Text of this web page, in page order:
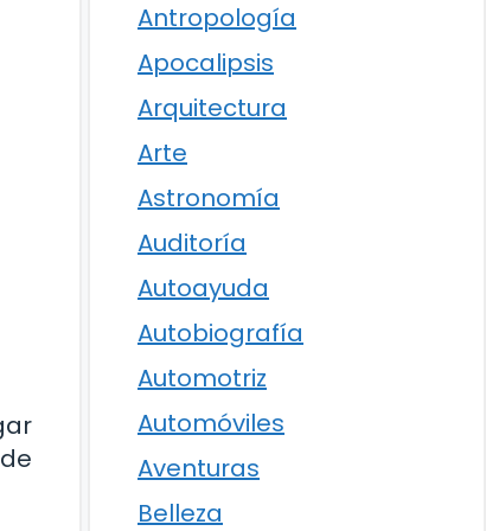
Antropología
Apocalipsis
Arquitectura
Arte
Astronomía
Auditoría
Autoayuda
Autobiografía
Automotriz
Automóviles
Aventuras
Belleza